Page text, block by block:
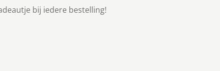
bij iedere bestelling!